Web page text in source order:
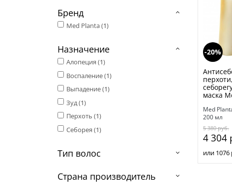
Бренд
Med Planta (1)
Назначение
Алопеция (1)
Воспаление (1)
Выпадение (1)
Зуд (1)
Перхоть (1)
Себорея (1)
Тип волос
Страна производитель
-20%
перхоти,
маска
Med
200 мл
5 380руб.
4 304
или 1076